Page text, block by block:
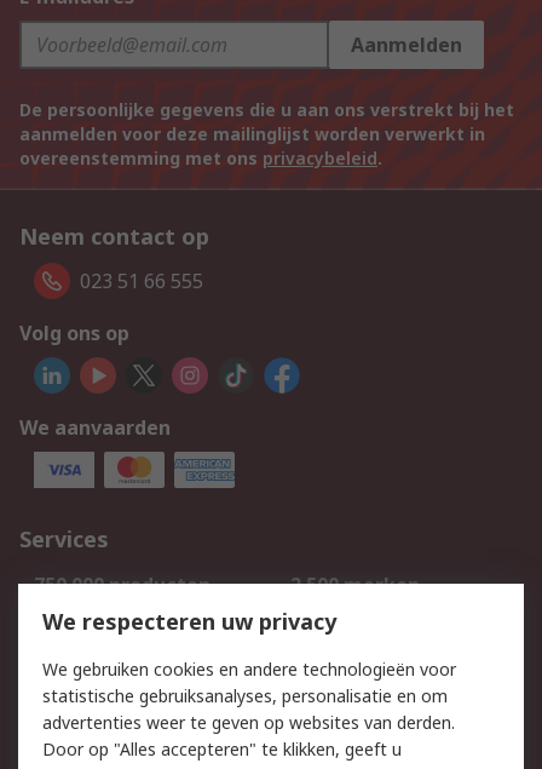
Aanmelden
De persoonlijke gegevens die u aan ons verstrekt bij het
aanmelden voor deze mailinglijst worden verwerkt in
overeenstemming met ons privacybeleid.
Neem contact op
023 51 66 555
Volg ons op
We aanvaarden
Services
750.000 producten
2.500 merken
Bestellen
Inkoopoplossingen
Track & Trace
Wettelijk
We respecteren uw privacy
We gebruiken cookies en andere technologieën voor
statistische gebruiksanalyses, personalisatie en om
advertenties weer te geven op websites van derden.
Door op "Alles accepteren" te klikken, geeft u